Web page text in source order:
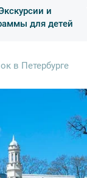
и
для детей
в Петербурге